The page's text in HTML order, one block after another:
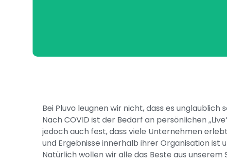
Bei Pluvo leugnen wir nicht, dass es
Nach COVID ist der Bedarf an persönlichen
jedoch auch fest, dass viele Unternehmen
und Ergebnisse innerhalb ihrer Organisation ist
Natürlich wollen wir alle das Beste aus